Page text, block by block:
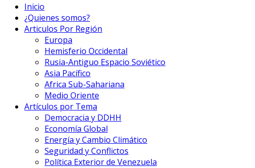
Inicio
¿Quienes somos?
Articulos Por Región
Europa
Hemisferio Occidental
Rusia-Antiguo Espacio Soviético
Asia Pacífico
Africa Sub-Sahariana
Medio Oriente
Artículos por Tema
Democracia y DDHH
Economía Global
Energía y Cambio Climático
Seguridad y Conflictos
Política Exterior de Venezuela